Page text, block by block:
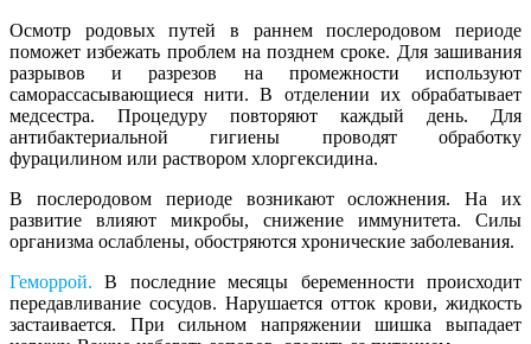
Осмотр родовых путей в раннем послеродовом периоде
поможет избежать проблем на позднем сроке. Для зашивания
разрывов и разрезов на промежности используют
саморассасывающиеся нити. В отделении их обрабатывает
медсестра. Процедуру повторяют каждый день. Для
антибактериальной гигиены проводят обработку
фурацилином или раствором хлоргексидина.
В послеродовом периоде возникают осложнения. На их
развитие влияют микробы, снижение иммунитета. Силы
организма ослаблены, обостряются хронические заболевания.
Геморрой. В последние месяцы беременности происходит
передавливание сосудов. Нарушается отток крови, жидкость
застаивается. При сильном напряжении шишка выпадает